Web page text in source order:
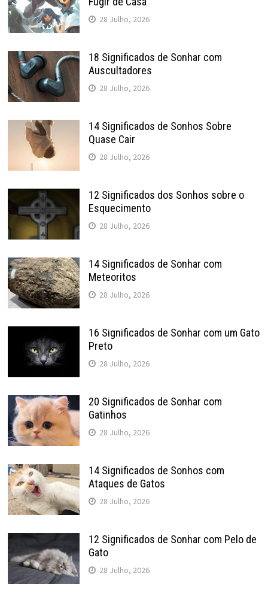
28 Julho, 2026
18 Significados de Sonhar com
Auscultadores
28 Julho, 2026
14 Significados de Sonhos Sobre
Quase Cair
28 Julho, 2026
12 Significados dos Sonhos sobre o
Esquecimento
28 Julho, 2026
14 Significados de Sonhar com
Meteoritos
28 Julho, 2026
16 Significados de Sonhar com um Gato
Preto
28 Julho, 2026
20 Significados de Sonhar com
Gatinhos
28 Julho, 2026
14 Significados de Sonhos com
Ataques de Gatos
28 Julho, 2026
12 Significados de Sonhar com Pelo de
Gato
28 Julho, 2026